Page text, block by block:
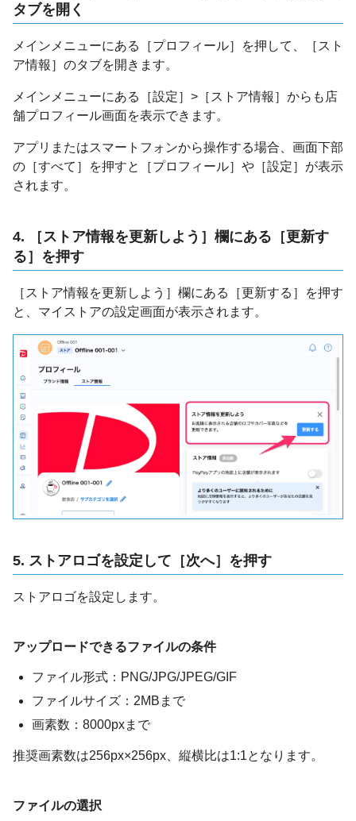
タブを開く
メインメニューにある［プロフィール］を押して、［スト
ア情報］のタブを開きます。
メインメニューにある［設定］>［ストア情報］からも店
舗プロフィール画面を表示できます。
アプリまたはスマートフォンから操作する場合、画面下部
の［すべて］を押すと［プロフィール］や［設定］が表示
されます。
4. ［ストア情報を更新しよう］欄にある［更新す
る］を押す
［ストア情報を更新しよう］欄にある［更新する］を押す
と、マイストアの設定画面が表示されます。
5. ストアロゴを設定して［次へ］を押す
ストアロゴを設定します。
アップロードできるファイルの条件
ファイル形式：PNG/JPG/JPEG/GIF
ファイルサイズ：2MBまで
画素数：8000pxまで
推奨画素数は256px×256px、縦横比は1:1となります。
ファイルの選択